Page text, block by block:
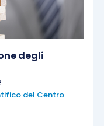
degli
del Centro